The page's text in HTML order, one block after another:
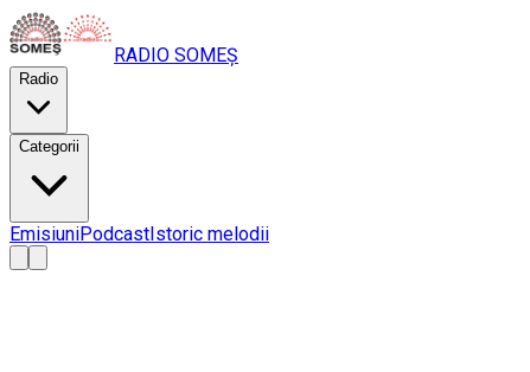
RADIO SOMEȘ
Radio
Categorii
EmisiuniPodcastIstoric melodii
AA